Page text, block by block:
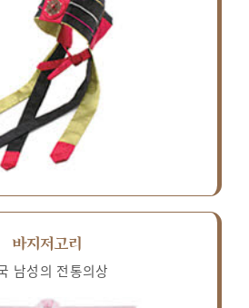
바지저고리
남성의 전통의상